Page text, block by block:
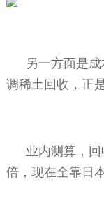
另一方面是
调稀土回收，正
业内测算，
倍，现在全靠日